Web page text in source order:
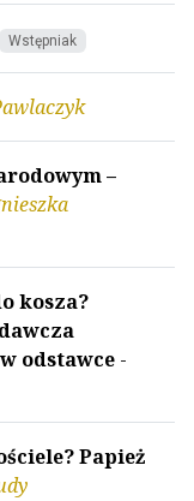
Wstępniak
–
kosza?
odstawce -
Papież